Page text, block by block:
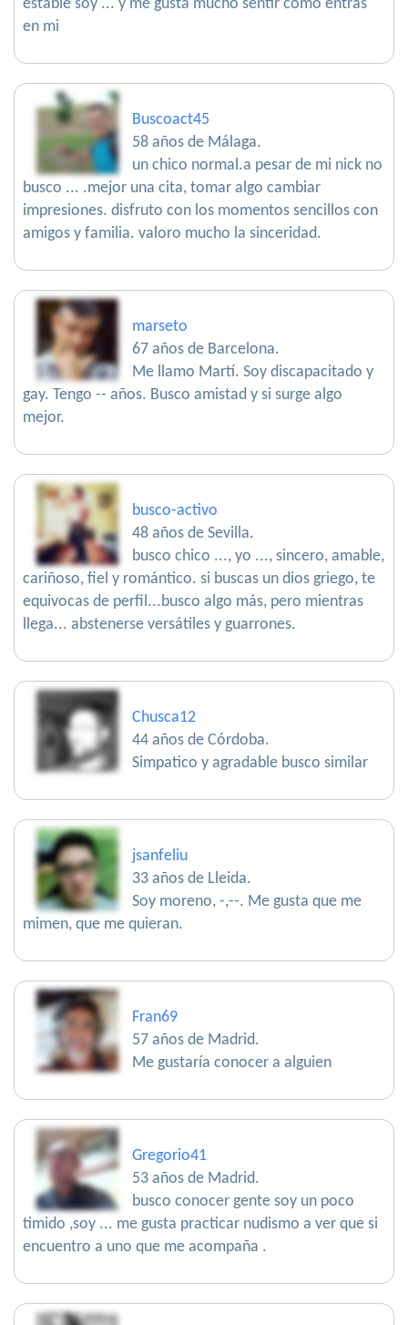
estable soy ... y me gusta mucho sentir como entras
en mi
Buscoact45
58 años de Málaga.
un chico normal.a pesar de mi nick no
busco ... .mejor una cita, tomar algo cambiar
impresiones. disfruto con los momentos sencillos con
amigos y familia. valoro mucho la sinceridad.
marseto
67 años de Barcelona.
Me llamo Martí. Soy discapacitado y
gay. Tengo -- años. Busco amistad y si surge algo
mejor.
busco-activo
48 años de Sevilla.
busco chico ..., yo ..., sincero, amable,
cariñoso, fiel y romántico. si buscas un dios griego, te
equivocas de perfil...busco algo más, pero mientras
llega... abstenerse versátiles y guarrones.
Chusca12
44 años de Córdoba.
Simpatico y agradable busco similar
jsanfeliu
33 años de Lleida.
Soy moreno, -,--. Me gusta que me
mimen, que me quieran.
Fran69
57 años de Madrid.
Me gustaría conocer a alguien
Gregorio41
53 años de Madrid.
busco conocer gente soy un poco
timido ,soy ... me gusta practicar nudismo a ver que si
encuentro a uno que me acompaña .